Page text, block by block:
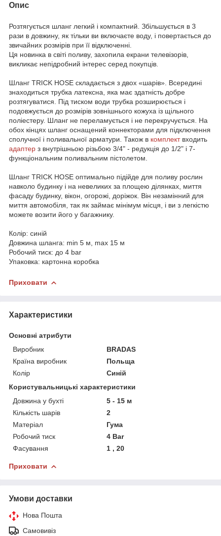
Опис
Розтягується шланг легкий і компактний. Збільшується в 3
рази в довжину, як тільки ви включаєте воду, і повертається до
звичайних розмірів при її відключенні.
Ця новинка в світі поливу, захопила екрани телевізорів,
викликає непідробний інтерес серед покупців.
Шланг TRICK HOSE складається з двох «шарів». Всередині
знаходиться трубка латексна, яка має здатність добре
розтягуватися. Під тиском води трубка розширюється і
подовжується до розмірів зовнішнього кожуха із щільного
поліестеру. Шланг не переламується і не перекручується. На
обох кінцях шланг оснащений коннекторами для підключення
сполучної і поливальної арматури. Також в комплектвходить
адаптер з внутрішньою різьбою 3/4" - редукція до 1/2" і 7-
функціональним поливальним пістолетом.
Шланг TRICK HOSE оптимально підійде для поливу рослин
навколо будинку і на невеликих за площею ділянках, миття
фасаду будинку, вікон, огорожі, доріжок. Він незамінний для
миття автомобіля, так як займає мінімум місця, і ви з легкістю
можете возити його у багажнику.
Колір: синій
Довжина шланга: min 5 м, max 15 м
Робочий тиск: до 4 bar
Упаковка: картонна коробка
Приховати
Характеристики
Основні атрибути
Виробник
BRADAS
Країна виробник
Польща
Колір
Синій
Користувальницькі характеристики
Довжина у бухті
5 - 15 м
Кількість шарів
2
Матеріал
Гума
Робочий тиск
4 Bar
Фасування
1 , 20
Приховати
Умови доставки
Нова Пошта
Самовивіз